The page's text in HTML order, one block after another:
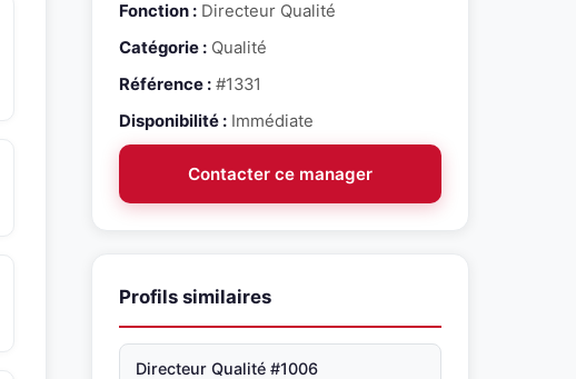
Fonction : Directeur Qualité
Catégorie : Qualité
Référence : #1331
Disponibilité : Immédiate
Contacter ce manager
Profils similaires
Directeur Qualité #1006